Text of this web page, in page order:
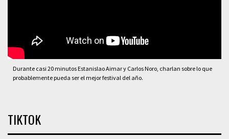
Durante casi 20 minutos Estanislao Aimar y Carlos Noro, charlan sobre lo que
probablemente pueda ser el mejor festival del año.
TIKTOK